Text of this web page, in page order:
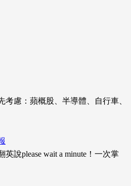
考慮：蘋概股、半導體、自行車、
英說please wait a minute！一次掌